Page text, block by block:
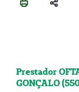
Prestador
GONÇALO